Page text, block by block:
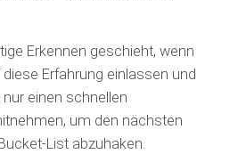
Erkennen geschieht, wenn
Erfahrung einlassen und
einen schnellen
um den nächsten
List abzuhaken.